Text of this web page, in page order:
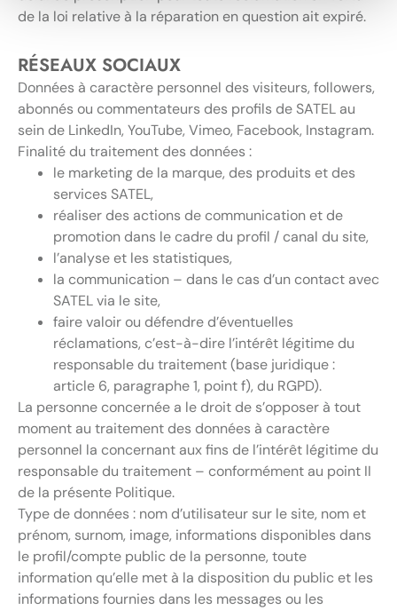
de la loi relative à la réparation en question ait expiré.
RÉSEAUX SOCIAUX
Données à caractère personnel des visiteurs, followers,
abonnés ou commentateurs des profils de SATEL au
sein de LinkedIn, YouTube, Vimeo, Facebook, Instagram.
Finalité du traitement des données :
le marketing de la marque, des produits et des
services SATEL,
réaliser des actions de communication et de
promotion dans le cadre du profil / canal du site,
l’analyse et les statistiques,
la communication – dans le cas d’un contact avec
SATEL via le site,
faire valoir ou défendre d’éventuelles
réclamations, c’est-à-dire l’intérêt légitime du
responsable du traitement (base juridique :
article 6, paragraphe 1, point f), du RGPD).
La personne concernée a le droit de s’opposer à tout
moment au traitement des données à caractère
personnel la concernant aux fins de l’intérêt légitime du
responsable du traitement – conformément au point II
de la présente Politique.
Type de données : nom d’utilisateur sur le site, nom et
prénom, surnom, image, informations disponibles dans
le profil/compte public de la personne, toute
information qu’elle met à la disposition du public et les
informations fournies dans les messages ou les